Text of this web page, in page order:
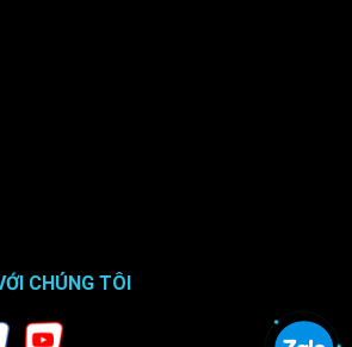
CHÚNG TÔI